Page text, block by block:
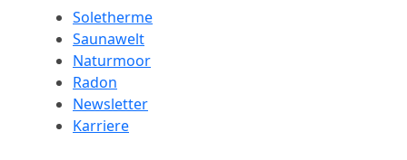
Soletherme
Saunawelt
Naturmoor
Radon
Newsletter
Karriere